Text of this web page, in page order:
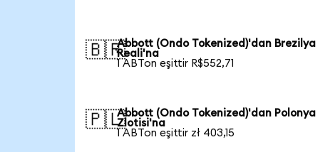
🇧🇷Abbott (Ondo Tokenized)'dan Brezilya
Reali'na
1 ABTon eşittir R$552,71
🇵🇱Abbott (Ondo Tokenized)'dan Polonya
Zlotisi'na
1 ABTon eşittir zł 403,15